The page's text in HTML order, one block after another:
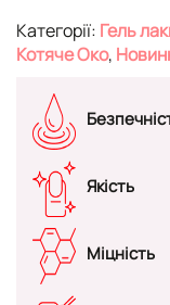
Категорії: Гель
Котяче Око,
Якість
Міцність